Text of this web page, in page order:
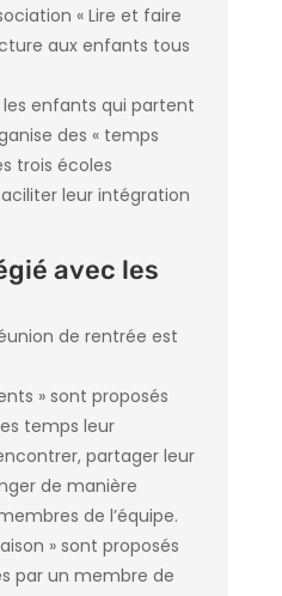
« Lire et faire
aux enfants tous
les enfants qui partent
des « temps
trois écoles
leur intégration
avec les
de rentrée est
» sont proposés
temps leur
partager leur
de manière
de l’équipe.
» sont proposés
par un membre de